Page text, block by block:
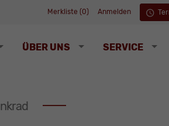
Merkliste (0) Anmelden
ÜBER UNS SERVICE